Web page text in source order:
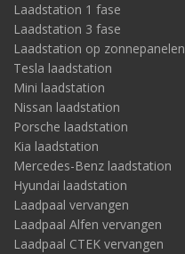
Laadstation 1 fase
Laadstation 3 fase
Laadstation op zonnepanelen
Tesla laadstation
Mini laadstation
Nissan laadstation
Porsche laadstation
Kia laadstation
Mercedes-Benz laadstation
Hyundai laadstation
Laadpaal vervangen
Laadpaal Alfen vervangen
Laadpaal CTEK vervangen